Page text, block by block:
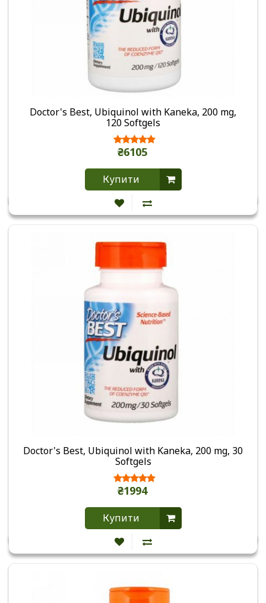
Doctor's Best, Ubiquinol with Kaneka, 200 mg,
120 Softgels
₴6105
Купити
Doctor's Best, Ubiquinol with Kaneka, 200 mg, 30
Softgels
₴1994
Купити